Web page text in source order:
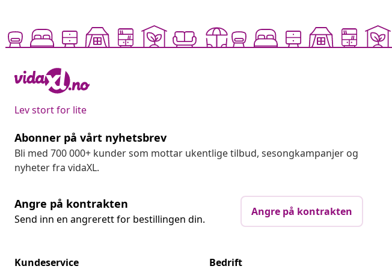
Lev stort for lite
Abonner på vårt nyhetsbrev
Bli med 700 000+ kunder som mottar ukentlige tilbud, sesongkampanjer og
nyheter fra vidaXL.
Angre på kontrakten
Send inn en angrerett for bestillingen din.
Angre på kontrakten
Kundeservice Bedrift